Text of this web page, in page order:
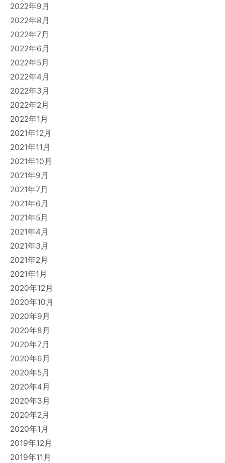
2022年9月
2022年8月
2022年7月
2022年6月
2022年5月
2022年4月
2022年3月
2022年2月
2022年1月
2021年12月
2021年11月
2021年10月
2021年9月
2021年7月
2021年6月
2021年5月
2021年4月
2021年3月
2021年2月
2021年1月
2020年12月
2020年10月
2020年9月
2020年8月
2020年7月
2020年6月
2020年5月
2020年4月
2020年3月
2020年2月
2020年1月
2019年12月
2019年11月